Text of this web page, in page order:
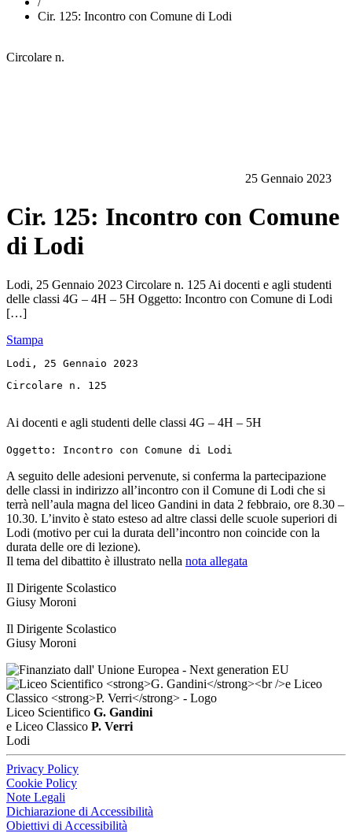
Cir. 125: Incontro con Comune di Lodi
Circolare n.
25 Gennaio 2023
Cir. 125: Incontro con Comune
di Lodi
Lodi, 25 Gennaio 2023 Circolare n. 125 Ai docenti e agli studenti
delle classi 4G – 4H – 5H Oggetto: Incontro con Comune di Lodi
[…]
Stampa
Lodi, 25 Gennaio 2023
Circolare n. 125
Ai docenti e agli studenti delle classi 4G – 4H – 5H
Oggetto: Incontro con Comune di Lodi
A seguito delle adesioni pervenute, si conferma la partecipazione
delle classi in indirizzo all’incontro con il Comune di Lodi che si
terrà nell’aula magna del liceo Gandini in data 2 febbraio, ore 8.30 –
10.30. L’invito è stato esteso ad altre classi delle scuole superiori di
Lodi (motivo per cui la durata dell’incontro non coincide con la
durata delle ore di lezione).
Il tema del dibattito è illustrato nella nota allegata
Il Dirigente Scolastico
Giusy Moroni
Il Dirigente Scolastico
Giusy Moroni
Liceo Scientifico G. Gandini
e Liceo Classico P. Verri
Lodi
Privacy Policy
Cookie Policy
Note Legali
Dichiarazione di Accessibilità
Obiettivi di Accessibilità